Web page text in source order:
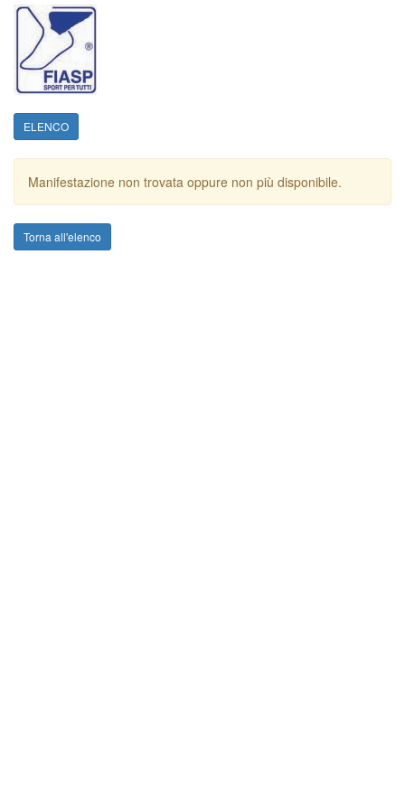
ELENCO
Manifestazione non trovata oppure non più disponibile.
Torna all'elenco